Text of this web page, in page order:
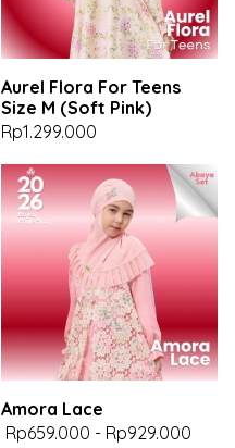
Aurel Flora For Teens
Size M (Soft Pink)
Rp1.299.000
Amora Lace
Rp659.000 - Rp929.000